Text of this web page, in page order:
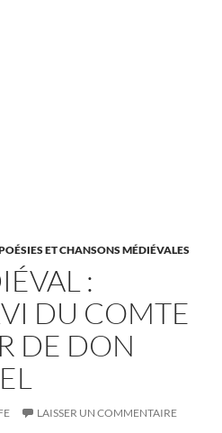
ET CHANSONS MÉDIÉVALES
:
DU COMTE
DE DON
LAISSER UN COMMENTAIRE